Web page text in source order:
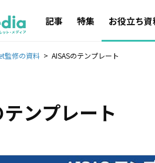
記事 特集 お役立ち資
監修の資料 AISASのテンプレート
ンプレート